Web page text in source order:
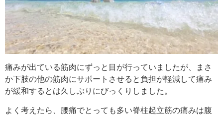
痛みが出ている筋肉にずっと目が行っていましたが、まさ
か下肢の他の筋肉にサポートさせると負担が軽減して痛み
が緩和するとは久しぶりにびっくりしました。
よく考えたら、腰痛でとっても多い脊柱起立筋の痛みは腹